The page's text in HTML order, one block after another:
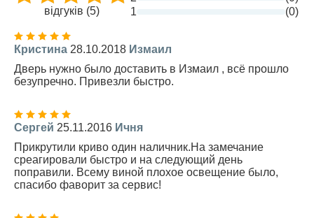
відгуків (5)
1
(0)
Кристина 28.10.2018 Измаил
Дверь нужно было доставить в Измаил , всё прошло
безупречно. Привезли быстро.
Сергей 25.11.2016 Ичня
Прикрутили криво один наличник.На замечание
среагировали быстро и на следующий день
поправили. Всему виной плохое освещение было,
спасибо фаворит за сервис!